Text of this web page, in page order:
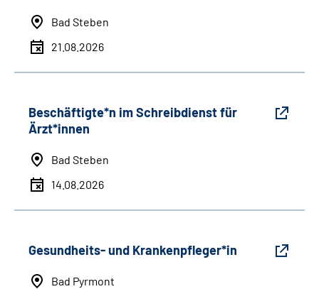
Bad Steben
21.08.2026
Beschäftigte*n im Schreibdienst für
Ärzt*innen
Bad Steben
14.08.2026
Gesundheits- und Krankenpfleger*in
Bad Pyrmont